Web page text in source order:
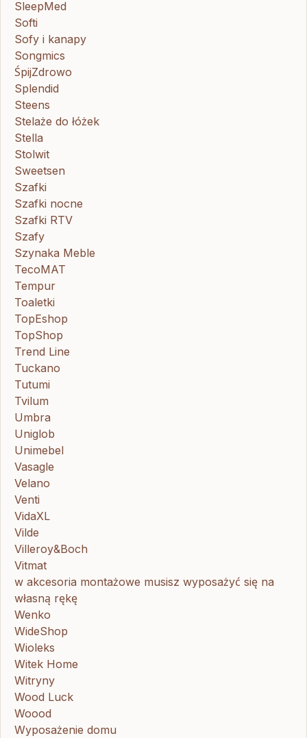
SleepMed
Softi
Sofy i kanapy
Songmics
ŚpijZdrowo
Splendid
Steens
Stelaże do łóżek
Stella
Stolwit
Sweetsen
Szafki
Szafki nocne
Szafki RTV
Szafy
Szynaka Meble
TecoMAT
Tempur
Toaletki
TopEshop
TopShop
Trend Line
Tuckano
Tutumi
Tvilum
Umbra
Uniglob
Unimebel
Vasagle
Velano
Venti
VidaXL
Vilde
Villeroy&Boch
Vitmat
w akcesoria montażowe musisz wyposażyć się na
własną rękę
Wenko
WideShop
Wioleks
Witek Home
Witryny
Wood Luck
Woood
Wyposażenie domu